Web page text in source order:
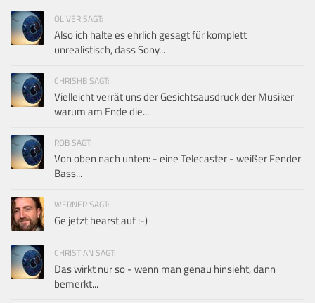
OLIVER SAGT:
Also ich halte es ehrlich gesagt für komplett
unrealistisch, dass Sony...
CHRISHB SAGT:
Vielleicht verrät uns der Gesichtsausdruck der Musiker
warum am Ende die...
ROB SAGT:
Von oben nach unten: - eine Telecaster - weißer Fender
Bass...
WERNER SAGT:
Ge jetzt hearst auf :-)
CHRISTIAN SAGT:
Das wirkt nur so - wenn man genau hinsieht, dann
bemerkt...